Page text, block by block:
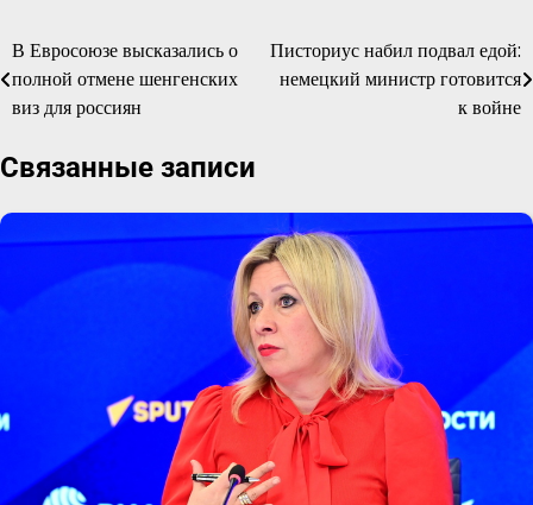
Навигация
по
В Евросоюзе высказались о
полной отмене шенгенских
виз для россиян
Писториус набил подвал едой:
немецкий министр готовится
к войне
Связанные записи